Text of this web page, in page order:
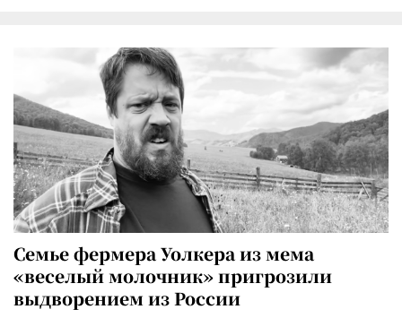
Семье фермера Уолкера из мема
«веселый молочник» пригрозили
выдворением из России